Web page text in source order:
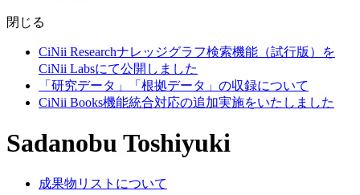
閉じる
CiNii Researchナレッジグラフ検索機能（試行版）を
CiNii Labsにて公開しました
「研究データ」「根拠データ」の収録について
CiNii Books機能統合対応の追加実施をいたしました
Sadanobu Toshiyuki
成果物リストについて